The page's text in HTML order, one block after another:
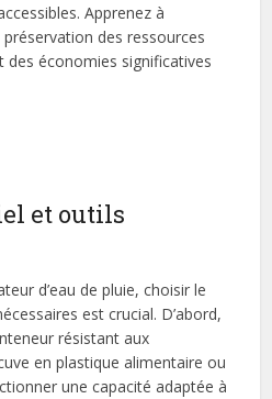
Apprenez à
des ressources
économies significatives
et outils
d’eau de pluie, choisir le
est crucial. D’abord,
résistant aux
en plastique alimentaire ou
une capacité adaptée à